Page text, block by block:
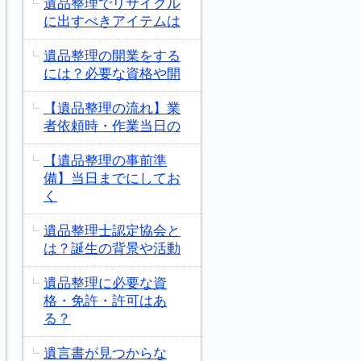
遺品整理でリサイクル
に出すべきアイテムは
遺品整理の開業をする
には？必要な資格や開
【遺品整理の流れ】業
者依頼時・作業当日の
【遺品整理の事前準
備】当日までにしてお
く
遺品整理士認定協会と
は？誕生の背景や活動
遺品整理に必要な資
格・免許・許可はあ
る？
遺言書が見つからな